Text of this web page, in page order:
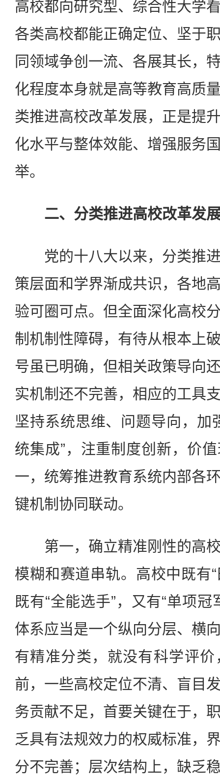
高校都向研究型、综合性大学
各类高校都能正确定位、坚于
同领域争创一流、各展其长，
化程度本身就是高等教育高质
类推进高校改革发展，正是提
化水平与整体效能、增强服务
举。
二、分类推进高校改革发
党的十八大以来，分类推进
策层面和学界渐成共识，各地
验可圈可点。但全面深化高校
制机制性障碍，有待从根本上
号虽已明确，但相关政策导向
实机制还不完善，相应的工具
坚持系统思维、问题导向，加
统集成”，注重制度创新，价
一，统筹推进教育系统内部各
键机制协同联动。
第一，确立精准刚性的高校
模糊和赛道串轨。高校中既有“
既有“全能选手”，又有“单项
体系应当是一个纵向分层、横
有精准分类，就没有科学评
前，一些高校定位不清、盲目
务贡献不足，首要关键在于，
乏具有法规效力的权威标准，
分不完善；层次结构上，缺乏